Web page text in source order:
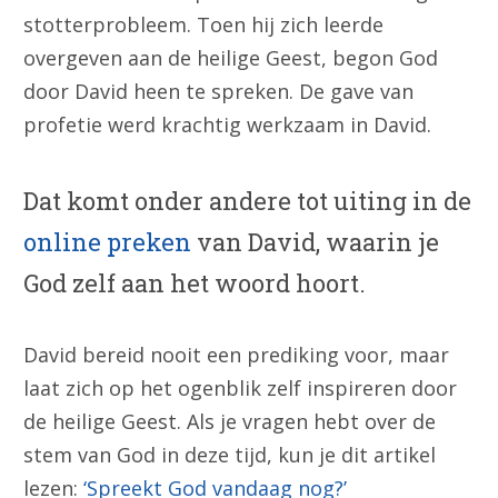
stotterprobleem. Toen hij zich leerde
overgeven aan de heilige Geest, begon God
door David heen te spreken. De gave van
profetie werd krachtig werkzaam in David.
Dat komt onder andere tot uiting in de
online preken van David, waarin je
God zelf aan het woord hoort.
David bereid nooit een prediking voor, maar
laat zich op het ogenblik zelf inspireren door
de heilige Geest. Als je vragen hebt over de
stem van God in deze tijd, kun je dit artikel
lezen:‘Spreekt God vandaag nog?’